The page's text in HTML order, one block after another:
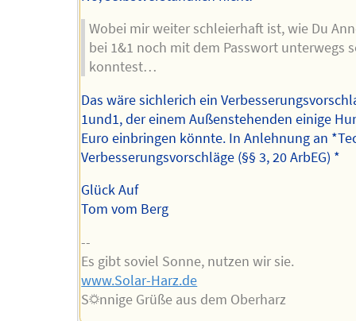
Wobei mir weiter schleierhaft ist, wie Du
bei 1&1 noch mit dem Passwort unterwegs
konntest…
Das wäre sichlerich ein
1und1, der einem Außenstehenden einige
Euro einbringen könnte. In Anlehnung an
Verbesserungsvorschläge (§§ 3, 20 ArbEG) *
Glück Auf
Tom vom Berg
--
Es gibt soviel Sonne, nutzen wir sie.
www.Solar-Harz.de
S☼nnige Grüße aus dem Oberharz